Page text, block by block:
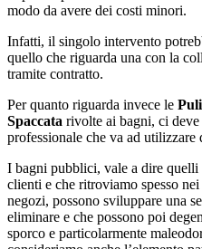
modo da avere dei costi minori.
Infatti, il singolo intervento
quello che riguarda una con la
tramite contratto.
Per quanto riguarda invece le
Spaccata rivolte ai bagni, ci deve
professionale che va ad utilizzare
I bagni pubblici, vale a dire quelli
clienti e che ritroviamo spesso
negozi, possono sviluppare una
eliminare e che possono poi
sporco e particolarmente